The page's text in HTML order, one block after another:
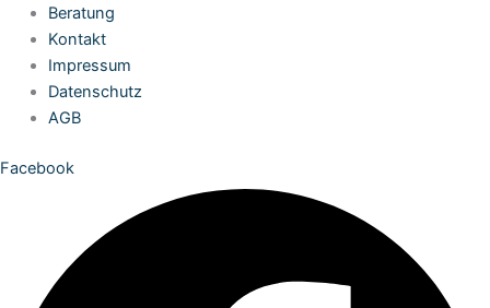
Zum
Inhalt
springen
Beratung
Kontakt
Impressum
Datenschutz
AGB
Facebook